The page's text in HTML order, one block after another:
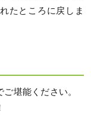
たところに戻しま
堪能ください。